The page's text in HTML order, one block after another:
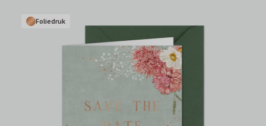
Foliedruk
Foliedruk
Foliedruk
Foliedruk
Foliedruk